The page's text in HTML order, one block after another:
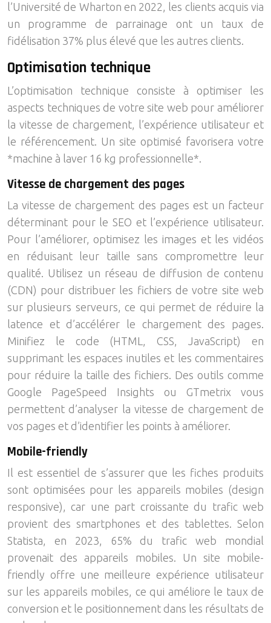
l’Université de Wharton en 2022, les clients acquis via
un programme de parrainage ont un taux de
fidélisation 37% plus élevé que les autres clients.
Optimisation technique
L’optimisation technique consiste à optimiser les
aspects techniques de votre site web pour améliorer
la vitesse de chargement, l’expérience utilisateur et
le référencement. Un site optimisé favorisera votre
*machine à laver 16 kg professionnelle*.
Vitesse de chargement des pages
La vitesse de chargement des pages est un facteur
déterminant pour le SEO et l’expérience utilisateur.
Pour l’améliorer, optimisez les images et les vidéos
en réduisant leur taille sans compromettre leur
qualité. Utilisez un réseau de diffusion de contenu
(CDN) pour distribuer les fichiers de votre site web
sur plusieurs serveurs, ce qui permet de réduire la
latence et d’accélérer le chargement des pages.
Minifiez le code (HTML, CSS, JavaScript) en
supprimant les espaces inutiles et les commentaires
pour réduire la taille des fichiers. Des outils comme
Google PageSpeed Insights ou GTmetrix vous
permettent d’analyser la vitesse de chargement de
vos pages et d’identifier les points à améliorer.
Mobile-friendly
Il est essentiel de s’assurer que les fiches produits
sont optimisées pour les appareils mobiles (design
responsive), car une part croissante du trafic web
provient des smartphones et des tablettes. Selon
Statista, en 2023, 65% du trafic web mondial
provenait des appareils mobiles. Un site mobile-
friendly offre une meilleure expérience utilisateur
sur les appareils mobiles, ce qui améliore le taux de
conversion et le positionnement dans les résultats de